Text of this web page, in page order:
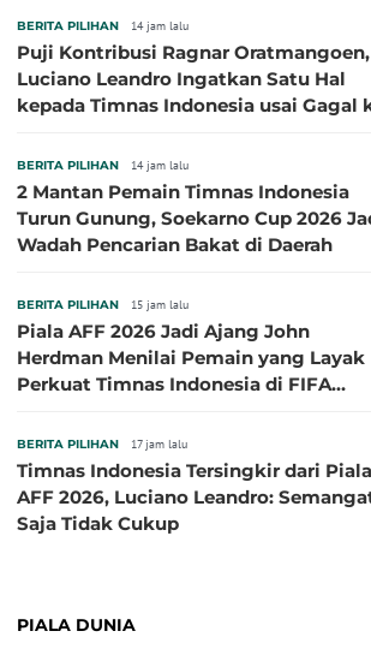
BERITA PILIHAN 14 jam lalu
Puji Kontribusi Ragnar Oratmangoen,
Luciano Leandro Ingatkan Satu Hal
kepada Timnas Indonesia usai Gagal
BERITA PILIHAN 14 jam lalu
2 Mantan Pemain Timnas Indonesia
Turun Gunung, Soekarno Cup 2026
Wadah Pencarian Bakat di Daerah
BERITA PILIHAN 15 jam lalu
Piala AFF 2026 Jadi Ajang John
Herdman Menilai Pemain yang Layak
Perkuat Timnas Indonesia di FIFA
BERITA PILIHAN 17 jam lalu
Timnas Indonesia Tersingkir dari Piala
AFF 2026, Luciano Leandro:
Saja Tidak Cukup
PIALA DUNIA